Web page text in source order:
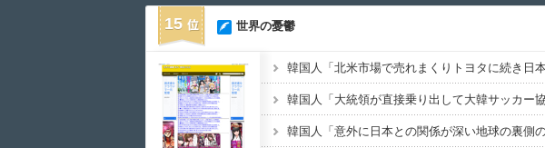
15 世界の憂鬱